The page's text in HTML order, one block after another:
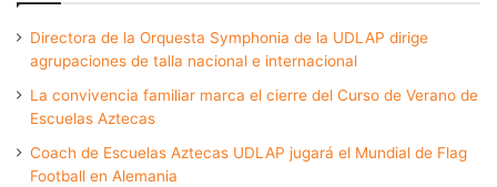
Directora de la Orquesta Symphonia de la UDLAP dirige
agrupaciones de talla nacional e internacional
La convivencia familiar marca el cierre del Curso de Verano de
Escuelas Aztecas
Coach de Escuelas Aztecas UDLAP jugará el Mundial de Flag
Football en Alemania